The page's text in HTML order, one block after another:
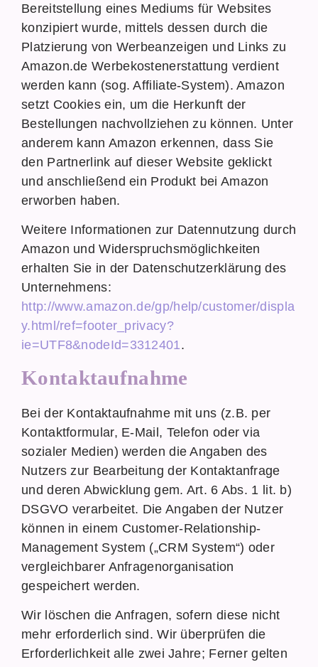
Bereitstellung eines Mediums für Websites
konzipiert wurde, mittels dessen durch die
Platzierung von Werbeanzeigen und Links zu
Amazon.de Werbekostenerstattung verdient
werden kann (sog. Affiliate-System). Amazon
setzt Cookies ein, um die Herkunft der
Bestellungen nachvollziehen zu können. Unter
anderem kann Amazon erkennen, dass Sie
den Partnerlink auf dieser Website geklickt
und anschließend ein Produkt bei Amazon
erworben haben.
Weitere Informationen zur Datennutzung durch
Amazon und Widerspruchsmöglichkeiten
erhalten Sie in der Datenschutzerklärung des
Unternehmens:
http://www.amazon.de/gp/help/customer/displa
y.html/ref=footer_privacy?
ie=UTF8&nodeId=3312401.
Kontaktaufnahme
Bei der Kontaktaufnahme mit uns (z.B. per
Kontaktformular, E-Mail, Telefon oder via
sozialer Medien) werden die Angaben des
Nutzers zur Bearbeitung der Kontaktanfrage
und deren Abwicklung gem. Art. 6 Abs. 1 lit. b)
DSGVO verarbeitet. Die Angaben der Nutzer
können in einem Customer-Relationship-
Management System („CRM System“) oder
vergleichbarer Anfragenorganisation
gespeichert werden.
Wir löschen die Anfragen, sofern diese nicht
mehr erforderlich sind. Wir überprüfen die
Erforderlichkeit alle zwei Jahre; Ferner gelten